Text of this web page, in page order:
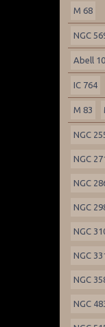
M 68
NGC
Abell
IC 764
M 83
NGC
NGC
NGC
NGC
NGC
NGC
NGC
NGC